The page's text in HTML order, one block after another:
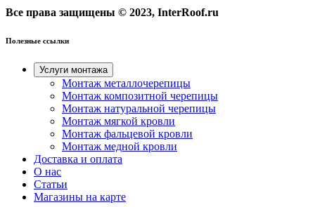
Все права защищены © 2023, InterRoof.ru
Полезные ссылки
Услуги монтажа
Монтаж металлочерепицы
Монтаж композитной черепицы
Монтаж натуральной черепицы
Монтаж мягкой кровли
Монтаж фальцевой кровли
Монтаж медной кровли
Доставка и оплата
О нас
Cтатьи
Магазины на карте